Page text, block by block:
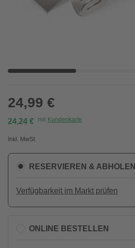
24,99 €
24,24 € mit Kundenkarte
Inkl. MwSt.
RESERVIEREN & ABHOLEN
Verfügbarkeit im Markt prüfen
ONLINE BESTELLEN